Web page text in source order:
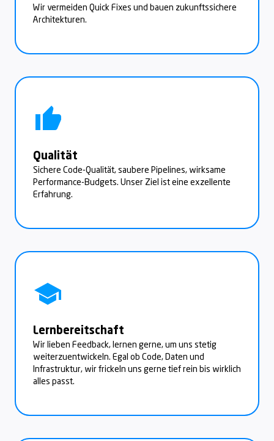
Wir vermeiden Quick Fixes und bauen zukunftssichere
Architekturen.
Qualität
Sichere Code-Qualität, saubere Pipelines, wirksame
Performance-Budgets. Unser Ziel ist eine exzellente
Erfahrung.
Lernbereitschaft
Wir lieben Feedback, lernen gerne, um uns stetig
weiterzuentwickeln. Egal ob Code, Daten und
Infrastruktur, wir frickeln uns gerne tief rein bis wirklich
alles passt.